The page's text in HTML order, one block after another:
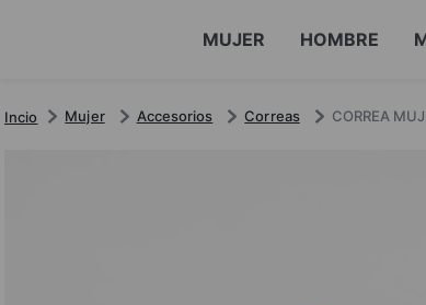
MUJER HOMBRE
Mujer Accesorios Correas CORREA